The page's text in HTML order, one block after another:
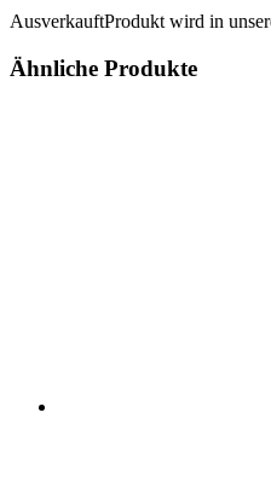
AusverkauftProdukt wird in
Ähnliche Produkte